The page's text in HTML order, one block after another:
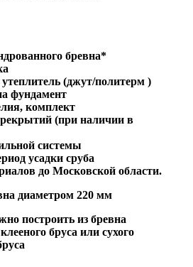
бревна*
(джут/политерм )
фундамент
комплект
(при наличии в
системы
усадки сруба
до Московской области.
диаметром 220 мм
построить из бревна
бруса или сухого